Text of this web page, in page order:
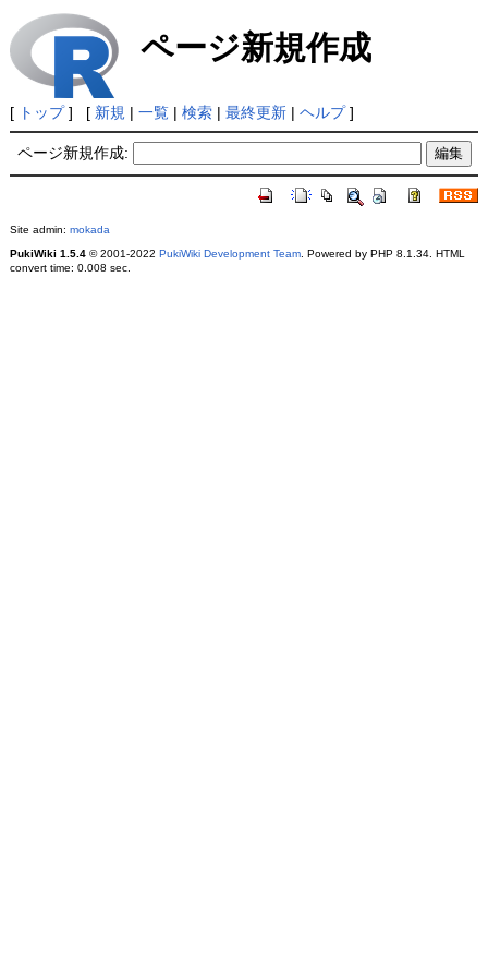
ページ新規作成
[ トップ] [ 新規 | 一覧| 検索| 最終更新| ヘルプ]
ページ新規作成:
Site admin: mokada
PukiWiki 1.5.4© 2001-2022 PukiWiki Development Team. Powered by PHP 8.1.34. HTML
convert time: 0.008 sec.